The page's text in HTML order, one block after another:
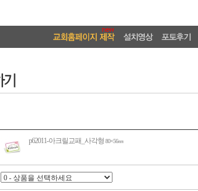
p62011-아크릴교패_사각형 80×56㎜